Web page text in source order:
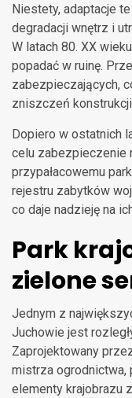
Niestety, adaptacje
degradacji wnętrz i
W latach 80. XX
popadać w ruinę.
zabezpieczających,
zniszczeń
Dopiero w ostatnich
celu zabezpieczenie
przypałacowemu
rejestru zabytków
co daje nadzieję na
Park
zielone
Jednym z
Juchowie jest
Zaprojektowany
mistrza ogrodnictwa,
elementy krajobrazu